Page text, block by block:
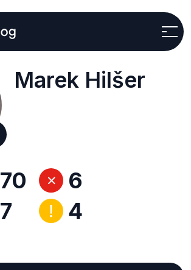
Marek Hilšer
70
7
6
4